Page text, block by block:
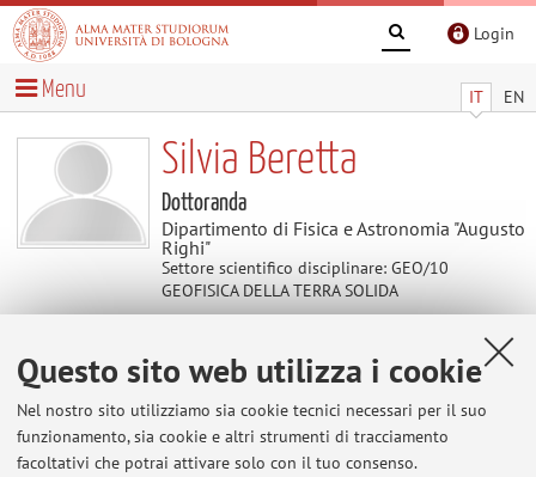
Questo sito web utilizza i cookie
Nel nostro sito utilizziamo sia cookie tecnici necessari per il suo
funzionamento, sia cookie e altri strumenti di tracciamento
facoltativi che potrai attivare solo con il tuo consenso.
Login
IT EN
Menu
Silvia Beretta
Dottoranda
Dipartimento di Fisica e Astronomia "Augusto
Righi"
Settore scientifico disciplinare: GEO/10
GEOFISICA DELLA TERRA SOLIDA
Contatti
E-mail: silvia.beretta@unibo.it